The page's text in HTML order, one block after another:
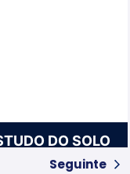
DO SOLO
Seguinte